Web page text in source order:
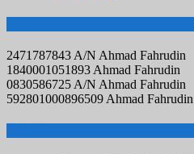
2471787843 A/N Ahmad Fahrudin
1840001051893 Ahmad Fahrudin
0830586725 A/N Ahmad Fahrudin
592801000896509 Ahmad Fahrudin